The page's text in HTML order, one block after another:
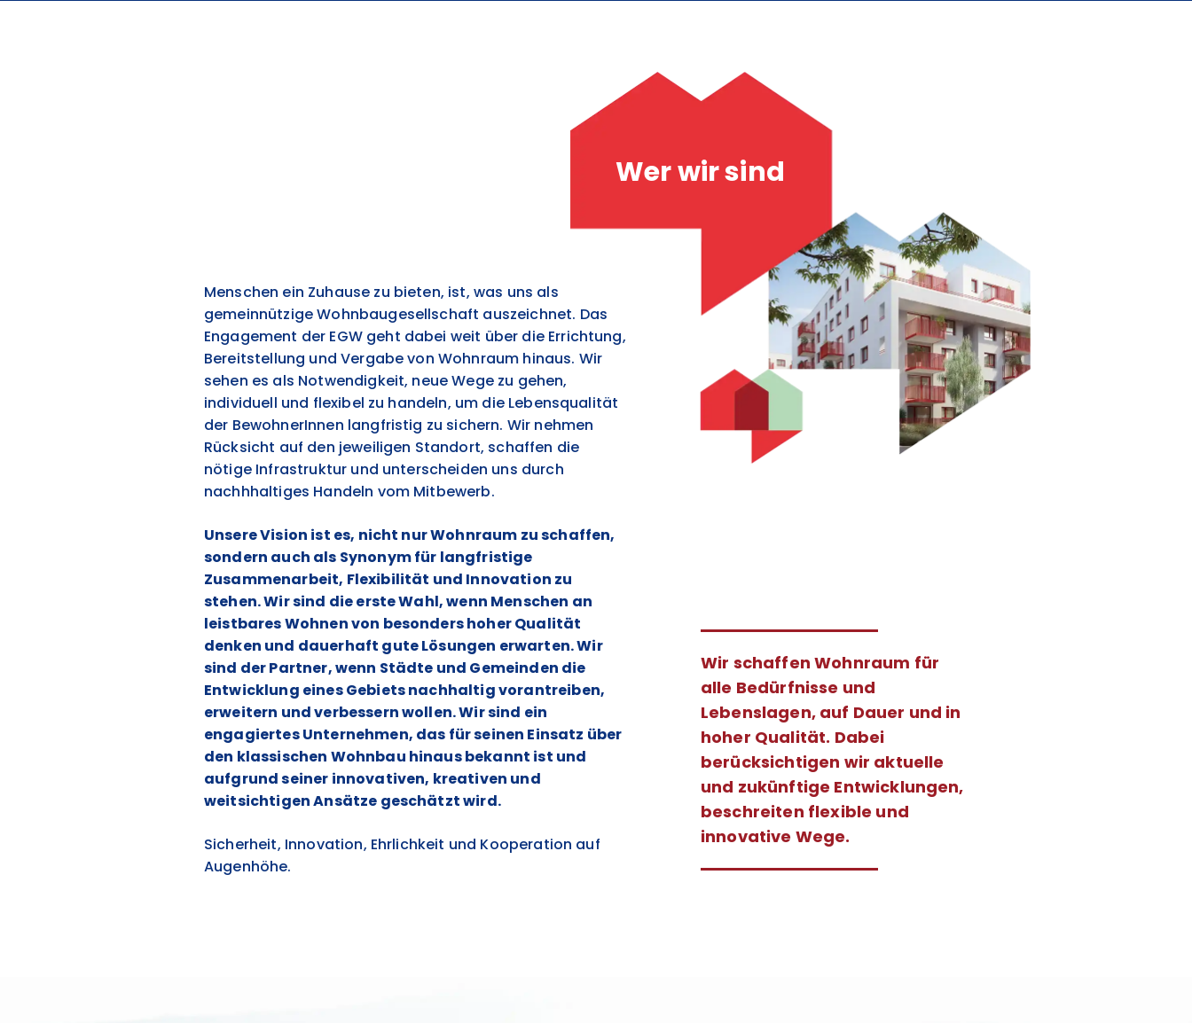
Wer wir sind
Menschen ein Zuhause zu bieten, ist, was uns als
gemeinnützige Wohnbaugesellschaft auszeichnet. Das
Engagement der EGW geht dabei weit über die Errichtung,
Bereitstellung und Vergabe von Wohnraum hinaus. Wir
sehen es als Notwendigkeit, neue Wege zu gehen,
individuell und flexibel zu handeln, um die Lebensqualität
der BewohnerInnen langfristig zu sichern. Wir nehmen
Rücksicht auf den jeweiligen Standort, schaffen die
nötige Infrastruktur und unterscheiden uns durch
nachhhaltiges Handeln vom Mitbewerb.
Unsere Vision ist es, nicht nur Wohnraum zu schaffen,
sondern auch als Synonym für langfristige
Zusammenarbeit, Flexibilität und Innovation zu
stehen. Wir sind die erste Wahl, wenn Menschen an
leistbares Wohnen von besonders hoher Qualität
denken und dauerhaft gute Lösungen erwarten. Wir
sind der Partner, wenn Städte und Gemeinden die
Entwicklung eines Gebiets nachhaltig vorantreiben,
erweitern und verbessern wollen. Wir sind ein
engagiertes Unternehmen, das für seinen Einsatz über
den klassischen Wohnbau hinaus bekannt ist und
aufgrund seiner innovativen, kreativen und
weitsichtigen Ansätze geschätzt wird.
Sicherheit, Innovation, Ehrlichkeit und Kooperation auf
Augenhöhe.
Wir schaffen Wohnraum für
alle Bedürfnisse und
Lebenslagen, auf Dauer und in
hoher Qualität. Dabei
berücksichtigen wir aktuelle
und zukünftige Entwicklungen,
beschreiten flexible und
innovative Wege.